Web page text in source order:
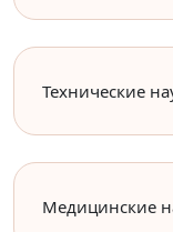
Технические
Медицинские